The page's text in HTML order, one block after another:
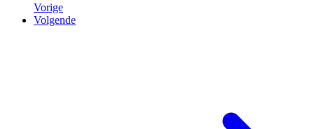
Vorige
Volgende